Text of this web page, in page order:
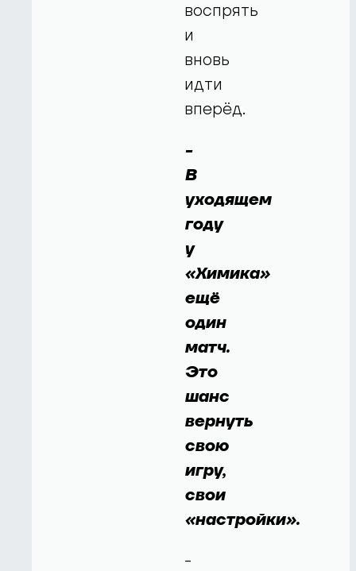
воспрять
и
вновь
идти
вперёд.
-
В
уходящем
году
у
«Химика»
ещё
один
матч.
Это
шанс
вернуть
свою
игру,
свои
«настройки».
-